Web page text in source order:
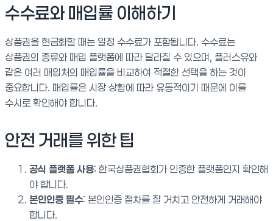
수수료와 매입률 이해하기
상품권을 현금화할 때는 일정 수수료가 포함됩니다. 수수료는
상품권의 종류와 매입 플랫폼에 따라 달라질 수 있으며, 플러스유와
같은 여러 매입처의 매입률을 비교하여 적절한 선택을 하는 것이
중요합니다. 매입률은 시장 상황에 따라 유동적이기 때문에 이를
수시로 확인해야 합니다.
안전 거래를 위한 팁
공식 플랫폼 사용: 한국상품권협회가 인증한 플랫폼인지 확인해
야 합니다.
본인인증 필수: 본인인증 절차를 잘 거치고 안전하게 거래해야
합니다.